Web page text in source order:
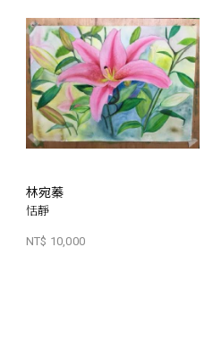
林宛蓁
恬靜
NT$ 10,000